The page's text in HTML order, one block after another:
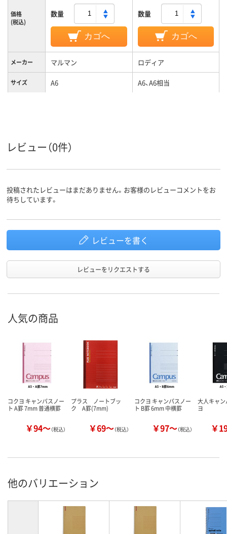
価格
(税込)
数量
カゴへ
数量
カゴへ
メーカー マルマン ロディア
サイズ A6 A6、A6相当
カラーグル
ープ
ブルー系
製本方法 リングとじ
質量 53g 136g
レビュー（0件）
投稿されたレビューはまだありません。お客様のレビューコメントをお
待ちしています。
レビューを書く
レビューをリクエストする
人気の商品
コクヨ キャンパスノー
ト A罫 7mm 普通横罫
￥94～（税込）
プラス ノートブッ
ク A罫(7mm)
￥69～（税込）
コクヨ キャンパスノー
ト B罫 6mm 中横罫
￥97～（税込）
大人キャ
ヨ
￥
他のバリエーション